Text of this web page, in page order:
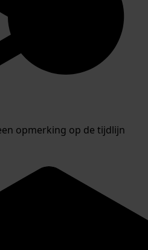
opmerking op de tijdlijn